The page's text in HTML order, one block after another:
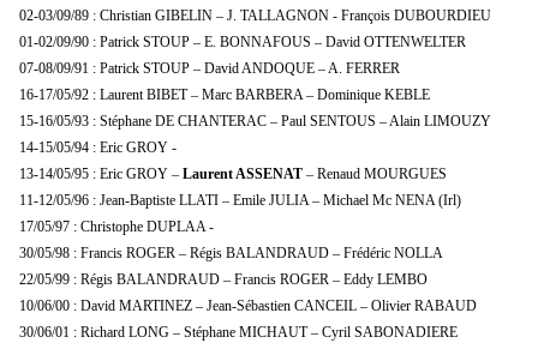
02-03/09/89 : Christian GIBELIN – J. TALLAGNON - François DUBOURDIEU
01-02/09/90 : Patrick STOUP – E. BONNAFOUS – David OTTENWELTER
07-08/09/91 : Patrick STOUP – David ANDOQUE – A. FERRER
16-17/05/92 : Laurent BIBET – Marc BARBERA – Dominique KEBLE
15-16/05/93 : Stéphane DE CHANTERAC – Paul SENTOUS – Alain LIMOUZY
14-15/05/94 : Eric GROY -
13-14/05/95 : Eric GROY – Laurent ASSENAT – Renaud MOURGUES
11-12/05/96 : Jean-Baptiste LLATI – Emile JULIA – Michael Mc NENA (Irl)
17/05/97 : Christophe DUPLAA -
30/05/98 : Francis ROGER – Régis BALANDRAUD – Frédéric NOLLA
22/05/99 : Régis BALANDRAUD – Francis ROGER – Eddy LEMBO
10/06/00 : David MARTINEZ – Jean-Sébastien CANCEIL – Olivier RABAUD
30/06/01 : Richard LONG – Stéphane MICHAUT – Cyril SABONADIERE